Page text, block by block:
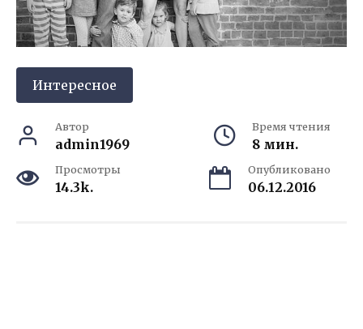
Интересное
Автор
admin1969
Время чтения
8 мин.
Просмотры
14.3k.
Опубликовано
06.12.2016